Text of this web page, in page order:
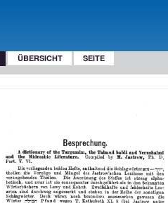
ÜBERSICHT SEITE